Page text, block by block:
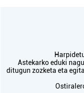
Astekarko eduki
ditugun zozketa eta